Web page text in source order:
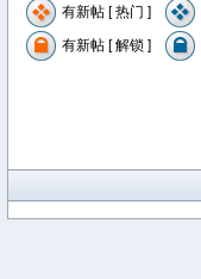
有新帖 [ 热门 ]
有新帖 [ 解锁 ]